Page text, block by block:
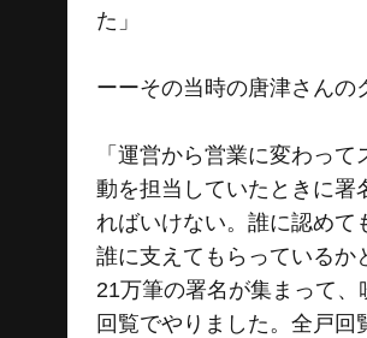
た」
ーーその当時の唐津さんの
「運営から営業に変わっ
動を担当していたときに署
ればいけない。誰に認めて
誰に支えてもらっているか
21万筆の署名が集まって
回覧でやりました。全戸